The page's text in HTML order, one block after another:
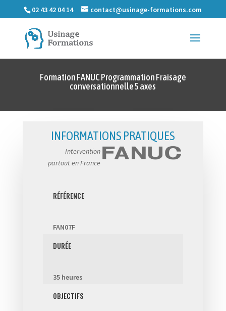
02 43 42 04 14 contact@usinage-formations.com
Formation FANUC Programmation Fraisage
conversationnelle 5 axes
INFORMATIONS PRATIQUES
Intervention
partout en France
RÉFÉRENCE
FAN07F
DURÉE
35 heures
OBJECTIFS